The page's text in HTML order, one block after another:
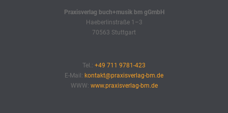
Praxisverlag buch+musik bm gGmbH
Haeberlinstraße 1–3
70563 Stuttgart
Tel.: +49 711 9781-423
E-Mail: kontakt@praxisverlag-bm.de
WWW: www.praxisverlag-bm.de